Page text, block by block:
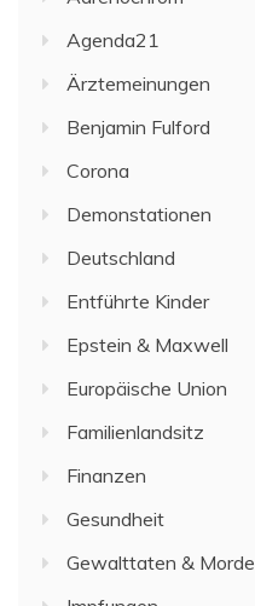
Agenda21
Ärztemeinungen
Benjamin Fulford
Corona
Demonstationen
Deutschland
Entführte Kinder
Epstein & Maxwell
Europäische Union
Familienlandsitz
Finanzen
Gesundheit
Gewalttaten & Morde